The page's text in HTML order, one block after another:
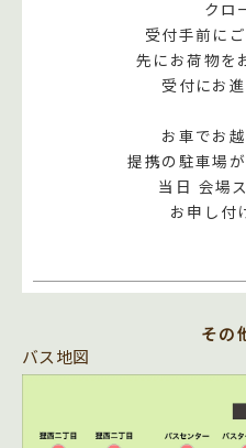
クロ
受付手前に
先にお荷物を
受付にお
お車でお
提携の駐車場
当日 会場
その
バス地図